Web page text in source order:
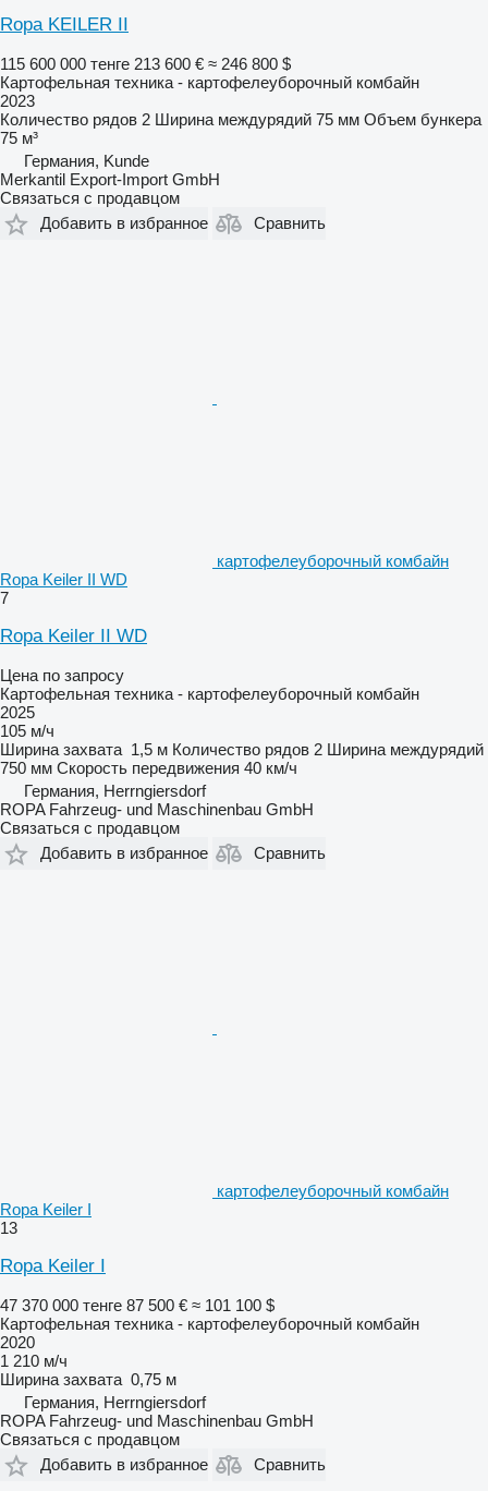
Ropa KEILER II
115 600 000 тенге 213 600 € ≈ 246 800 $
Картофельная техника - картофелеуборочный комбайн
2023
Количество рядов 2 Ширина междурядий 75 мм Объем бункера
75 м³
Германия, Kunde
Merkantil Export-Import GmbH
Связаться с продавцом
Добавить в избранное
Сравнить
картофелеуборочный комбайн
Ropa Keiler II WD
7
Ropa Keiler II WD
Цена по запросу
Картофельная техника - картофелеуборочный комбайн
2025
105 м/ч
Ширина захвата 1,5 м Количество рядов 2 Ширина междурядий
750 мм Скорость передвижения 40 км/ч
Германия, Herrngiersdorf
ROPA Fahrzeug- und Maschinenbau GmbH
Связаться с продавцом
Добавить в избранное
Сравнить
картофелеуборочный комбайн
Ropa Keiler I
13
Ropa Keiler I
47 370 000 тенге 87 500 € ≈ 101 100 $
Картофельная техника - картофелеуборочный комбайн
2020
1 210 м/ч
Ширина захвата 0,75 м
Германия, Herrngiersdorf
ROPA Fahrzeug- und Maschinenbau GmbH
Связаться с продавцом
Добавить в избранное
Сравнить